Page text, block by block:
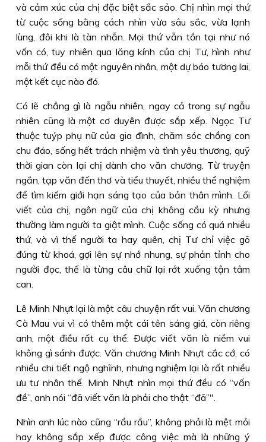
và cảm xúc của chị đặc biệt sắc sảo. Chị nhìn mọi thứ
từ cuộc sống bằng cách nhìn vừa sâu sắc, vừa lạnh
lùng, đôi khi là tàn nhẫn. Mọi thứ vẫn tồn tại như nó
vốn có, tuy nhiên qua lăng kính của chị Tư, hình như
mỗi thứ đều có một nguyên nhân, một dự báo tương lai,
một kết cục nào đó.
Có lẽ chẳng gì là ngẫu nhiên, ngay cả trong sự ngẫu
nhiên cũng là một cơ duyên được sắp xếp. Ngọc Tư
thuộc tuýp phụ nữ của gia đình, chăm sóc chồng con
chu đáo, sống hết trách nhiệm và tình yêu thương, quỹ
thời gian còn lại chị dành cho văn chương. Từ truyện
ngắn, tạp văn đến thơ và tiểu thuyết, nhiều thể nghiệm
để tìm kiếm giới hạn sáng tạo của bản thân mình. Lối
viết của chị, ngôn ngữ của chị không cầu kỳ nhưng
thường làm người ta giật mình. Cuộc sống có quá nhiều
thứ, và vì thế người ta hay quên, chị Tư chỉ việc gõ
đúng từ khoá, gợi lên sự nhớ nhung, sự phản tỉnh cho
người đọc, thế là từng câu chữ lại rớt xuống tận tâm
can.
Lê Minh Nhựt lại là một câu chuyện rất vui. Văn chương
Cà Mau vui vì có thêm một cái tên sáng giá, còn riêng
anh, một điều rất cụ thể: Ðược viết văn là niềm vui
không gì sánh được. Văn chương Minh Nhựt cắc cớ, có
nhiều chi tiết ngộ nghĩnh, nhưng nghiệm lại là rất nhiều
ưu tư nhân thế. Minh Nhựt nhìn mọi thứ đều có “vấn
đề”, anh nói “đã viết văn là phải cho thật “đã”".
Nhìn anh lúc nào cũng “rầu rầu”, không phải là mệt mỏi
hay không sắp xếp được công việc mà là những ý